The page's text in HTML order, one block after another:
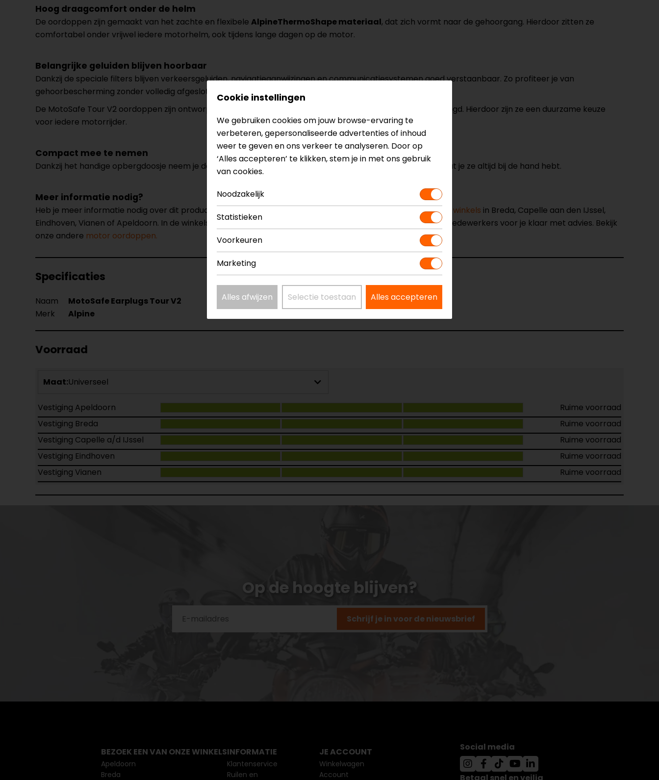
Hoog draagcomfort onder de helm
De oordoppen zijn gemaakt van het zachte en flexibele AlpineThermoShape materiaal, dat zich vormt naar de gehoorgang. Hierdoor zitten ze
comfortabel onder vrijwel iedere motorhelm, ook tijdens lange dagen op de motor.
Belangrijke geluiden blijven hoorbaar
Dankzij de speciale filters blijven verkeersgeluiden, navigatieaanwijzingen en communicatiesystemen goed verstaanbaar. Zo profiteer je van
gehoorbescherming zonder volledig afgesloten te zijn van je omgeving.
De MotoSafe Tour V2 oordoppen zijn ontworpen voor langdurig gebruik en kunnen eenvoudig worden gereinigd. Hierdoor zijn ze een duurzame keuze
voor iedere motorrijder.
Compact mee te nemen
Dankzij het handige opbergdoosje neem je de oordoppen eenvoudig mee in je jaszak, tanktas of rugzak, zodat je ze altijd bij de hand hebt.
Meer informatie nodig?
Heb je meer informatie nodig over dit product? Neem dan met ons op of kom langs in één vanonze winkels in Breda, Capelle aan den IJssel,
Eindhoven, Vianen of Apeldoorn. In de winkels kun je het product bekijken & passen en staan onze verkoopmedewerkers voor je klaar met advies. Bekijk
onze andere motor oordoppen.
Specificaties
Naam MotoSafe Earplugs Tour V2 Model
96920
Merk
Alpine
Voorraad
Maat:Universeel
Vestiging Apeldoorn
Ruime voorraad
Vestiging Breda
Ruime voorraad
Vestiging Capelle a/d IJssel
Ruime voorraad
Vestiging Eindhoven
Ruime voorraad
Vestiging Vianen
Ruime voorraad
Op de hoogte blijven?
Schrijf je in voor de nieuwsbrief
Cookie instellingen
We gebruiken cookies om jouw browse-ervaring te
verbeteren, gepersonaliseerde advertenties of inhoud
weer te geven en ons verkeer te analyseren. Door op
‘Alles accepteren’ te klikken, stem je in met ons gebruik
van cookies.
Noodzakelijk
Statistieken
Voorkeuren
Marketing
Alles afwijzen Selectie toestaan Alles accepteren
BEZOEK EEN VAN ONZE WINKELS
Apeldoorn
Breda
INFORMATIE
Klantenservice
Ruilen en
JE ACCOUNT
Winkelwagen
Account
Social media